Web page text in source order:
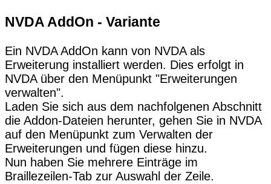
NVDA AddOn - Variante
Ein NVDA AddOn kann von NVDA als
Erweiterung installiert werden. Dies erfolgt in
NVDA über den Menüpunkt "Erweiterungen
verwalten".
Laden Sie sich aus dem nachfolgenen Abschnitt
die Addon-Dateien herunter, gehen Sie in NVDA
auf den Menüpunkt zum Verwalten der
Erweiterungen und fügen diese hinzu.
Nun haben Sie mehrere Einträge im
Braillezeilen-Tab zur Auswahl der Zeile.